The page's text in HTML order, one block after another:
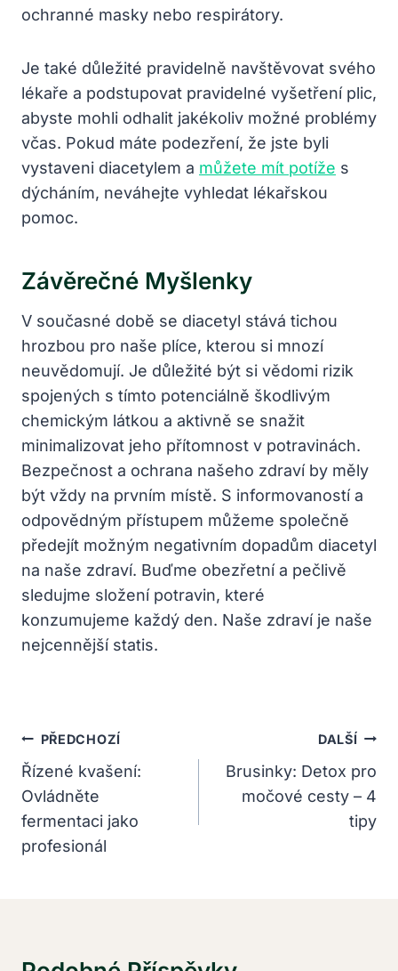
ochranné masky nebo respirátory.
Je také důležité pravidelně navštěvovat svého
lékaře a podstupovat pravidelné vyšetření plic,
abyste mohli odhalit jakékoliv možné problémy
včas. Pokud máte podezření, že jste byli
vystaveni diacetylem a můžete mít potíže s
dýcháním, neváhejte vyhledat lékařskou
pomoc.
Závěrečné Myšlenky
V současné době se diacetyl stává tichou
hrozbou pro naše plíce, kterou si mnozí
neuvědomují. Je důležité být si vědomi rizik
spojených s tímto potenciálně škodlivým
chemickým látkou a aktivně se snažit
minimalizovat jeho přítomnost v potravinách.
Bezpečnost a ochrana našeho zdraví by měly
být vždy na prvním místě. S informovaností a
odpovědným přístupem můžeme společně
předejít možným negativním dopadům diacetyl
na naše zdraví. Buďme obezřetní a pečlivě
sledujme složení potravin, které
konzumujeme každý den. Naše zdraví je naše
nejcennější statis.
Navigace
Pro
Příspěvek
PŘEDCHOZÍ
Řízené kvašení:
Ovládněte
fermentaci jako
profesionál
DALŠÍ
Brusinky: Detox pro
močové cesty – 4
tipy